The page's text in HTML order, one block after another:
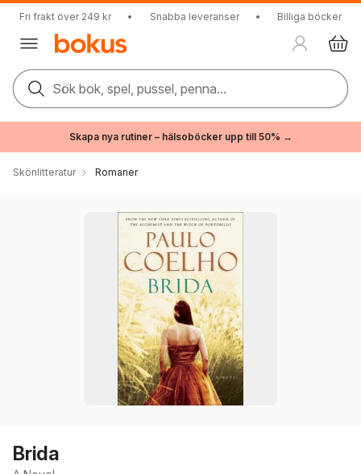
Fri frakt över 249 kr • Snabba leveranser • Billiga böcker
Sök bok, spel, pussel, penna...
Skapa nya rutiner – hälsoböcker upp till 50% →
Skönlitteratur Romaner
Brida